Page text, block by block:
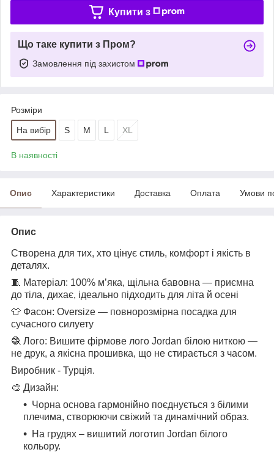
Купити з
Що таке купити з Пром?
Замовлення під захистом
Розміри
На вибір S M L XL
В наявності
Опис Характеристики Доставка Оплата Умови
Опис
Створена для тих, хто цінує стиль, комфорт і якість в
деталях.
🧵 Матеріал: 100% м’яка, щільна бавовна — приємна
до тіла, дихає, ідеально підходить для літа й осені
👕 Фасон: Oversize — повнорозмірна посадка для
сучасного силуету
🧶 Лого: Вишите фірмове лого Jordan білою ниткою —
не друк, а якісна прошивка, що не стирається з часом.
Виробник - Турція.
🎨 Дизайн:
Чорна основа гармонійно поєднується з білими
плечима, створюючи свіжий та динамічний образ.
На грудях – вишитий логотип Jordan білого
кольору.